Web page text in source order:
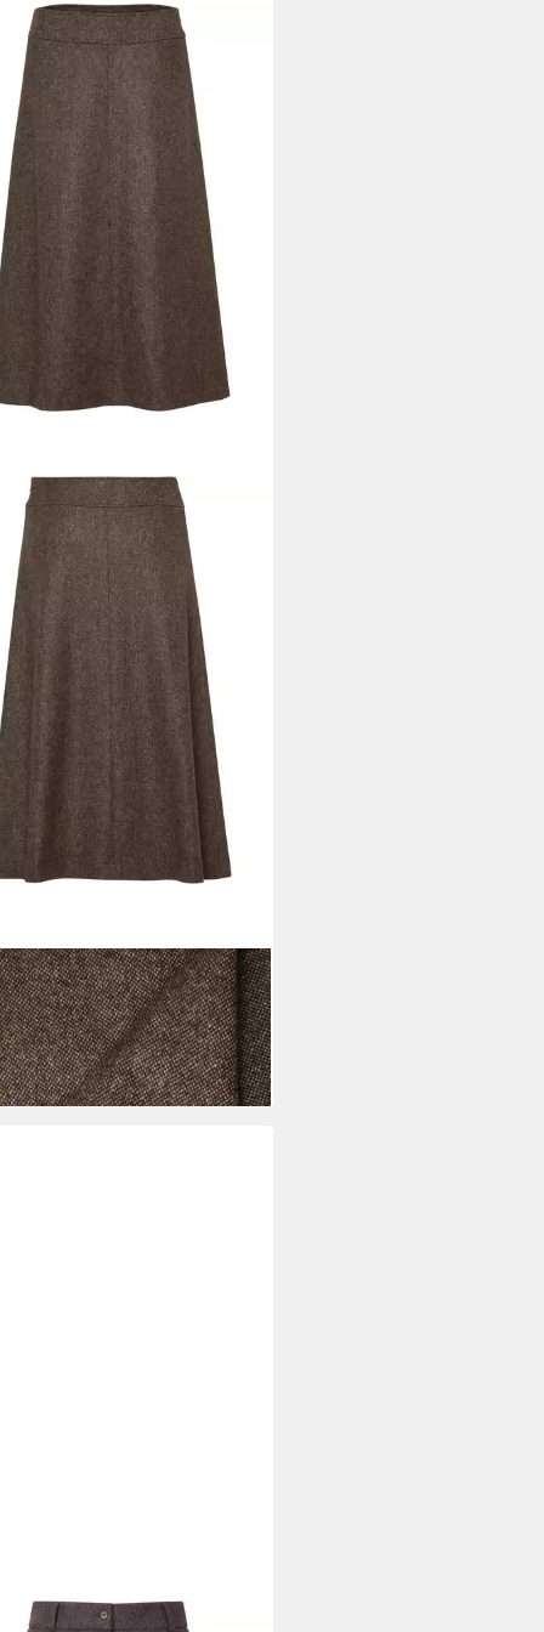
Webrock Ausgestellter
Rock
€